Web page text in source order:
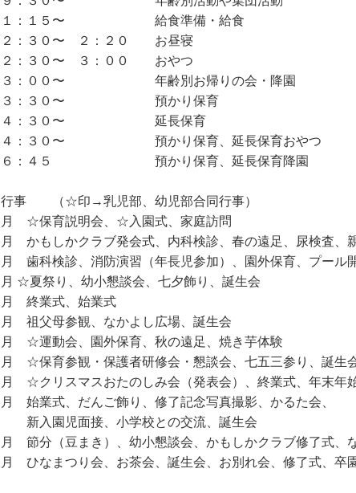
：１５〜 給食準備・給食
：３０〜 ２：２０ お昼寝
３０〜 ３：００ おやつ
００〜 年齢別お帰りの会・降園
：３０〜 預かり保育
：３０〜 延長保育
３０〜 預かり保育、延長保育おやつ
４５ 預かり保育、延長保育降園
行事 （☆印→乳児部、幼児部合同行事）
☆保育説明会、☆入園式、家庭訪問
かもしかクラブ発会式、内科検診、春の遠足、尿検査、
歯科検診、消防演習（年長児参加）、園外保育、プール
☆夏祭り、幼小懇談会、七夕飾り、誕生会
終業式、始業式
祖父母参観、なかよし広場、誕生会
月 ☆運動会、園外保育、秋の遠足、焼き芋体験
月 ☆保育参観・保護者研修会・懇談会、七五三参り、誕生
月 ☆クリスマスおたのしみ会（発表会）、終業式、年末年
始業式、だんご飾り、修了記念写真撮影、かるた会、
園児面接、小学校との交流、誕生会
節分（豆まき）、幼小懇談会、かもしかクラブ修了式、
ひなまつり会、お茶会、誕生会、お別れ会、修了式、卒